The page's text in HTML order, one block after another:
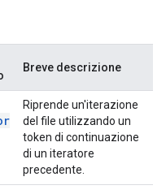
Breve descrizione
Riprende un'iterazione
del file utilizzando un
token di continuazione
di un iteratore
precedente.